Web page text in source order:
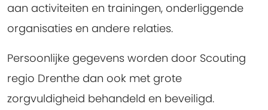
aan activiteiten en trainingen, onderliggende
organisaties en andere relaties.
Persoonlijke gegevens worden door Scouting
regio Drenthe dan ook met grote
zorgvuldigheid behandeld en beveiligd.